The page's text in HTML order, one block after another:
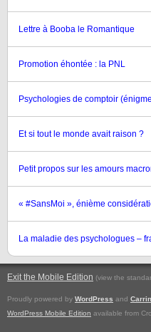
Lettre à Booba le Romantique
Promotion éhontée : la PNL
Psychologies de comptoir
Et si tout le monde avait raison ?
Petit propos sur les amours
« #SansMoi », énième
La maladie des psychologues –
Exit the Mobile Edition (view the
Proudly powered by WordPress and
WordPress Mobile Edition available from